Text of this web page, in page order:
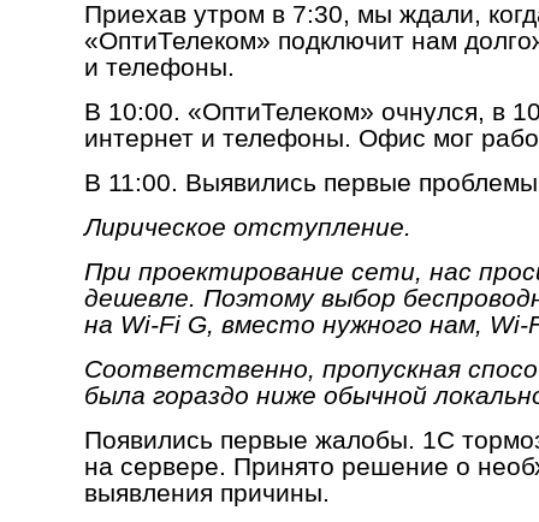
Приехав утром в 7:30, мы ждали,
«ОптиТелеком» подключит нам
и телефоны.
В 10:00. «ОптиТелеком» очнулся, в
интернет и телефоны. Офис мог
В 11:00. Выявились первые
Лирическое отступление.
При проектирование сети, нас
дешевле. Поэтому выбор
на Wi-Fi G, вместо нужного нам, Wi-
Соответственно, пропускная
была гораздо ниже обычной
Появились первые жалобы. 1С
на сервере. Принято решение о
выявления причины.